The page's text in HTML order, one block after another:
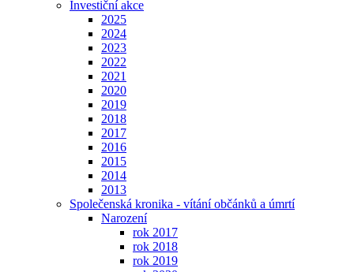
Investiční akce
2025
2024
2023
2022
2021
2020
2019
2018
2017
2016
2015
2014
2013
Společenská kronika - vítání občánků a úmrtí
Narození
rok 2017
rok 2018
rok 2019